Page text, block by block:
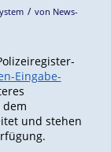
/ von News-
Eingabe-
und stehen